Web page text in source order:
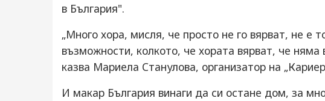
в България".
„Много хора, мисля, че просто не го вярват, не е
възможности, колкото, че хората вярват, че няма
казва Мариела Станулова, организатор на
И макар България винаги да си остане дом, за